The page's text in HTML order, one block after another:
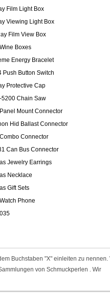
Film Light Box
Viewing Light Box
Film View Box
Boxes
Energy Bracelet
Push Button Switch
Protective Cap
5200 Chain Saw
Mount Connector
Hid Ballast Connector
Connector
Can Bus Connector
Jewelry Earrings
Necklace
Gift Sets
Phone
Buchstaben "X" einleiten zu nennen.
von Schmuckperlen . Wir